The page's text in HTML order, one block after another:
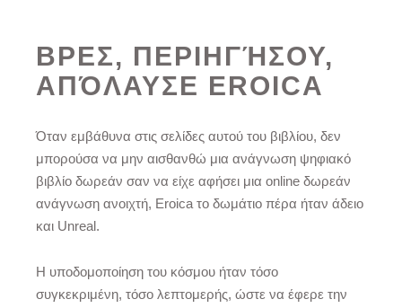
ΒΡΕΣ, ΠΕΡΙΗΓΉΣΟΥ,
ΑΠΌΛΑΥΣΕ EROICA
Όταν εμβάθυνα στις σελίδες αυτού του βιβλίου, δεν
μπορούσα να μην αισθανθώ μια ανάγνωση ψηφιακό
βιβλίο δωρεάν σαν να είχε αφήσει μια online δωρεάν
ανάγνωση ανοιχτή, Eroica το δωμάτιο πέρα ήταν άδειο
και Unreal.
Η υποδομοποίηση του κόσμου ήταν τόσο
συγκεκριμένη, τόσο λεπτομερής, ώστε να έφερε την